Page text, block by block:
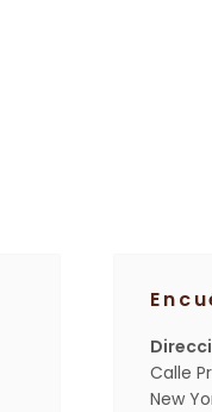
Calle
New